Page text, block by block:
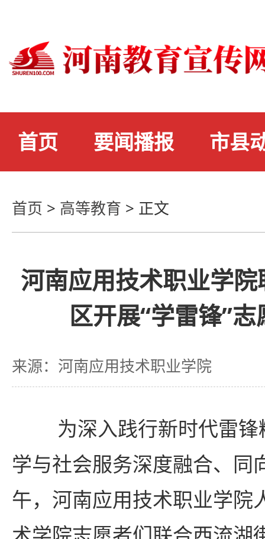
首页 要闻播报 市县
首页 > 高等教育 > 正文
河南应用技术职业学
区开展“学雷锋”
来源：河南应用技术职业学院
为深入践行新时代雷
学与社会服务深度融合、同
午，河南应用技术职业学院